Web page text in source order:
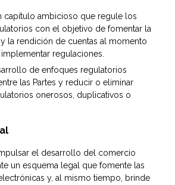
capítulo ambicioso que regule los
con el objetivo de fomentar la
la rendición de cuentas al momento
regulaciones.
de enfoques regulatorios
las Partes y reducir o eliminar
onerosos, duplicativos o
el desarrollo del comercio
un esquema legal que fomente las
y, al mismo tiempo, brinde